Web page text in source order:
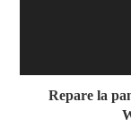
Repare la